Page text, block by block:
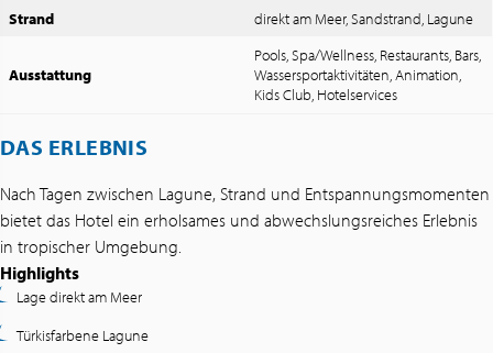
Strand direkt am Meer, Sandstrand, Lagune
Ausstattung
Pools, Spa/Wellness, Restaurants, Bars,
Wassersportaktivitäten, Animation,
Kids Club, Hotelservices
DAS ERLEBNIS
Nach Tagen zwischen Lagune, Strand und Entspannungsmomenten
bietet das Hotel ein erholsames und abwechslungsreiches Erlebnis
in tropischer Umgebung.
Highlights
Lage direkt am Meer
Türkisfarbene Lagune